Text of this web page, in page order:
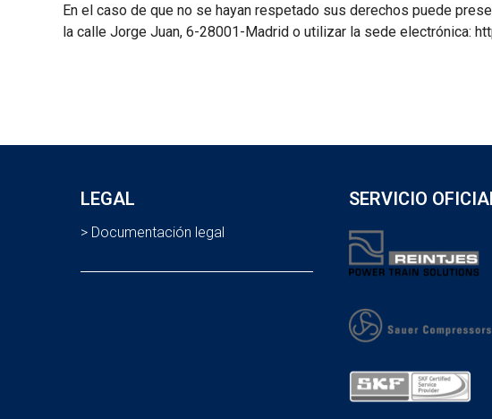
En el caso de que no se hayan respetado sus derechos puede
la calle Jorge Juan, 6-28001-Madrid o utilizar la sede electrónica:
LEGAL
> Documentación legal
SERVICIO